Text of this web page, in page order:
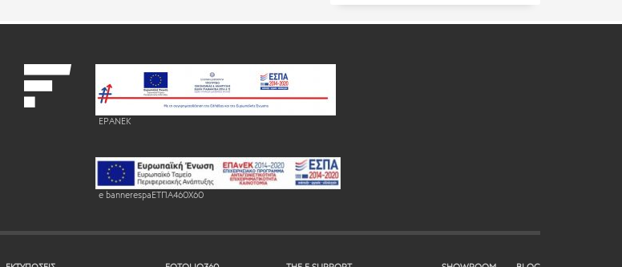
EPANEK
e bannerespaEΤΠΑ460X60